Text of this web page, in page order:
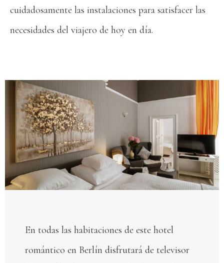
cuidadosamente las instalaciones para satisfacer las
necesidades del viajero de hoy en día.
En todas las habitaciones de este hotel
romántico en Berlín disfrutará de televisor